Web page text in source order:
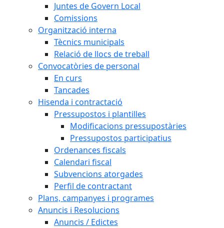
Juntes de Govern Local
Comissions
Organització interna
Tècnics municipals
Relació de llocs de treball
Convocatòries de personal
En curs
Tancades
Hisenda i contractació
Pressupostos i plantilles
Modificacions pressupostàries
Pressupostos participatius
Ordenances fiscals
Calendari fiscal
Subvencions atorgades
Perfil de contractant
Plans, campanyes i programes
Anuncis i Resolucions
Anuncis / Edictes